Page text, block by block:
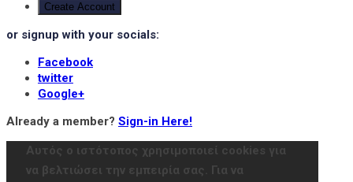
Create Account
or signup with your socials:
Facebook
twitter
Google+
Already a member? Sign-in Here!
Αυτός ο ιστότοπος χρησιμοποιεί cookies για
να βελτιώσει την εμπειρία σας. Για να